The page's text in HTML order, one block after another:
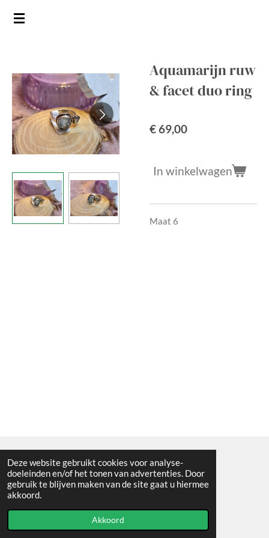
Deze website gebruikt cookies voor analyse-
doeleinden en/of het tonen van advertenties. Door
gebruik te blijven maken van de site gaat u hiermee
akkoord.
Akkoord
Ga
hoofdinhoud
Aquamarijn ruw
& facet duo ring
€ 69,00
In winkelwagen
Maat 6
Algemene voorwaarden
© 2021 - RC en mineralenshop Het vlinderpad